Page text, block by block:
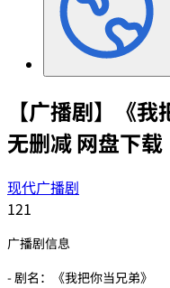
【广播剧】《
无删减 网盘下载
现代广播剧
121
广播剧信息
- 剧名：《我把你当兄弟》